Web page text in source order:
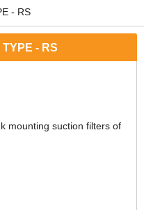
- RS
- RS
mounting suction filters of